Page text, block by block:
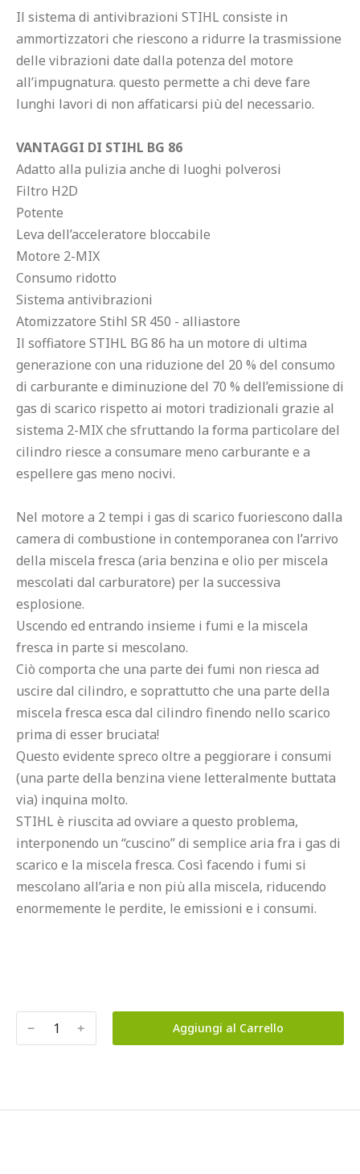
Il sistema di antivibrazioni STIHL consiste in
ammortizzatori che riescono a ridurre la trasmissione
delle vibrazioni date dalla potenza del motore
all’impugnatura. questo permette a chi deve fare
lunghi lavori di non affaticarsi più del necessario.
VANTAGGI DI STIHL BG 86
Adatto alla pulizia anche di luoghi polverosi
Filtro H2D
Potente
Leva dell’acceleratore bloccabile
Motore 2-MIX
Consumo ridotto
Sistema antivibrazioni
Atomizzatore Stihl SR 450 - alliastore
Il soffiatore STIHL BG 86 ha un motore di ultima
generazione con una riduzione del 20 % del consumo
di carburante e diminuzione del 70 % dell’emissione di
gas di scarico rispetto ai motori tradizionali grazie al
sistema 2-MIX che sfruttando la forma particolare del
cilindro riesce a consumare meno carburante e a
espellere gas meno nocivi.
Nel motore a 2 tempi i gas di scarico fuoriescono dalla
camera di combustione in contemporanea con l’arrivo
della miscela fresca (aria benzina e olio per miscela
mescolati dal carburatore) per la successiva
esplosione.
Uscendo ed entrando insieme i fumi e la miscela
fresca in parte si mescolano.
Ciò comporta che una parte dei fumi non riesca ad
uscire dal cilindro, e soprattutto che una parte della
miscela fresca esca dal cilindro finendo nello scarico
prima di esser bruciata!
Questo evidente spreco oltre a peggiorare i consumi
(una parte della benzina viene letteralmente buttata
via) inquina molto.
STIHL è riuscita ad ovviare a questo problema,
interponendo un “cuscino” di semplice aria fra i gas di
scarico e la miscela fresca. Così facendo i fumi si
mescolano all’aria e non più alla miscela, riducendo
enormemente le perdite, le emissioni e i consumi.
﹣ ﹢ Aggiungi al Carrello